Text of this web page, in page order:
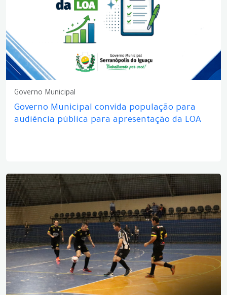
Governo Municipal
Governo Municipal convida população para
audiência pública para apresentação da LOA